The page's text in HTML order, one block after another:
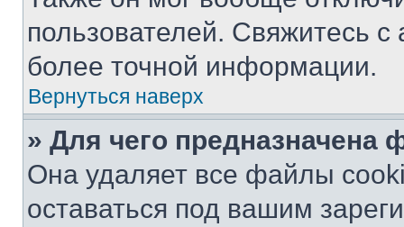
пользователей. Свяжитесь
более точной информации.
Вернуться наверх
» Для чего предназначена
Она удаляет все файлы
оставаться под вашим